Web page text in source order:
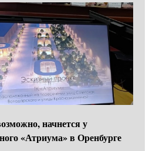
начнется у
«Атриума» в Оренбурге